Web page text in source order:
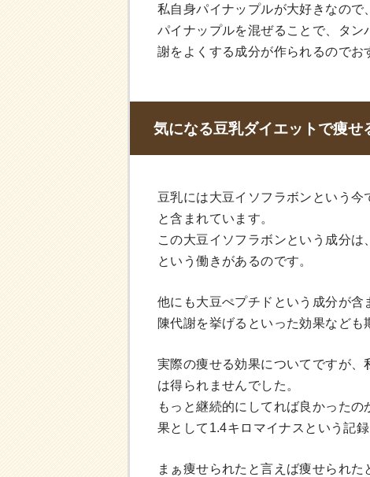
私自身パイナップルが大好きなので
パイナップルを混ぜることで、タ
謝をよくする成分が作られるのでお
気になる豆乳ダイエットで痩せ
豆乳には大豆イソフラボンという
と含まれています。
この大豆イソフラボンという成分
という働きがあるのです。
他にも大豆ぺプチドという成分が
陳代謝を挙げるといった効果なども
実際の痩せる効果についてですが
は得られませんでした。
もっと継続的にしてれば良かった
果として1.4キロマイナスという記
まぁ痩せられたと言えば痩せられ